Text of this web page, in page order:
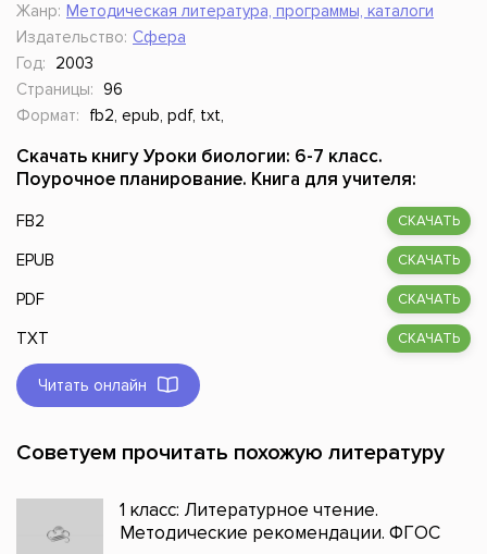
Жанр: Методическая литература, программы, каталоги
Издательство: Сфера
Год:
2003
Страницы: 96
Формат:
fb2, epub, pdf, txt,
Скачать книгу Уроки биологии: 6-7 класс.
Поурочное планирование. Книга для учителя:
FB2 СКАЧАТЬ
EPUB СКАЧАТЬ
PDF СКАЧАТЬ
TXT СКАЧАТЬ
Читать онлайн
Советуем прочитать похожую литературу
1 класс: Литературное чтение.
Методические рекомендации. ФГОС